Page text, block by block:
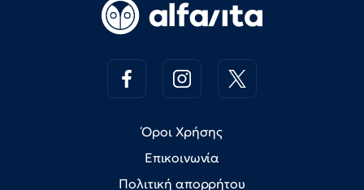
Όροι Χρήσης
Επικοινωνία
Πολιτική απορρήτου